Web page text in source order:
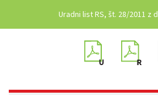
Uradni list RS, št. 28/2011 z